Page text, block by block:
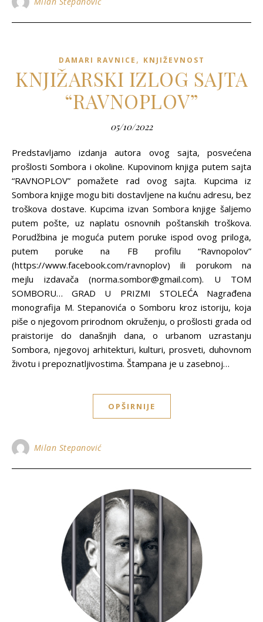
DAMARI RAVNICE , KNJIŽEVNOST
KNJIŽARSKI IZLOG SAJTA
“RAVNOPLOV”
05/10/2022
Predstavljamo izdanja autora ovog sajta, posvećena
prošlosti Sombora i okoline. Kupovinom knjiga putem sajta
“RAVNOPLOV” pomažete rad ovog sajta. Kupcima iz
Sombora knjige mogu biti dostavljene na kućnu adresu, bez
troškova dostave. Kupcima izvan Sombora knjige šaljemo
putem pošte, uz naplatu osnovnih poštanskih troškova.
Porudžbina je moguća putem poruke ispod ovog priloga,
putem poruke na FB profilu “Ravnopolov”
(https://www.facebook.com/ravnoplov) ili porukom na
mejlu izdavača (norma.sombor@gmail.com). U TOM
SOMBORU… GRAD U PRIZMI STOLEĆA Nagrađena
monografija M. Stepanovića o Somboru kroz istoriju, koja
piše o njegovom prirodnom okruženju, o prošlosti grada od
praistorije do današnjih dana, o urbanom uzrastanju
Sombora, njegovoj arhitekturi, kulturi, prosveti, duhovnom
životu i prepoznatljivostima. Štampana je u zasebnoj…
OPŠIRNIJE
Milan Stepanović